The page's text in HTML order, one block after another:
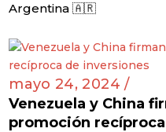
Argentina 🇦🇷
mayo 24, 2024 /
Venezuela y China
promoción